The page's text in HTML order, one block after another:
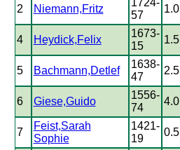
2 Niemann,Fritz
1724-
57
1.0
4 Heydick,Felix
1673-
15
1.5
5 Bachmann,Detlef
1638-
47
2.5
6 Giese,Guido
1556-
74
4.0
7
Feist,Sarah
Sophie
1421-
19
0.5